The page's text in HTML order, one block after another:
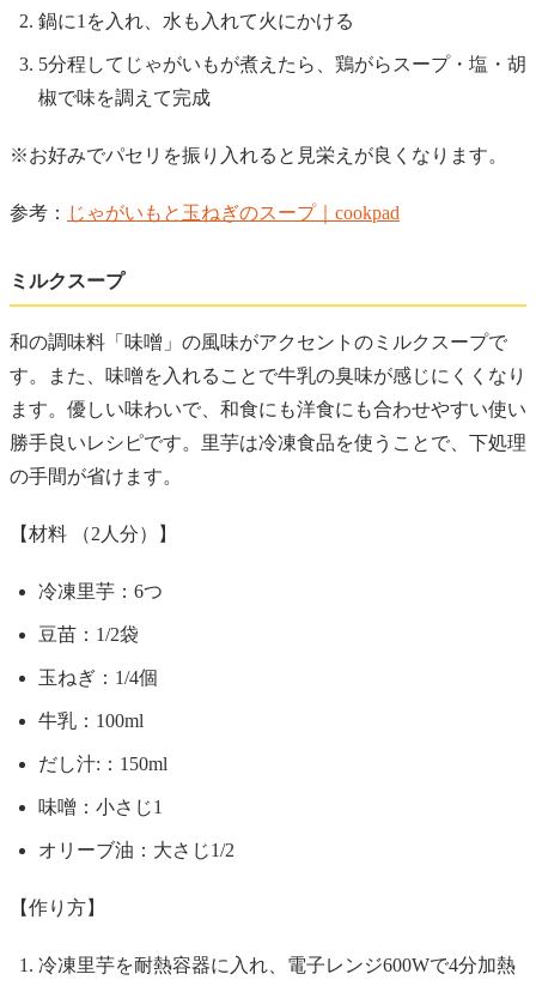
鍋に1を入れ、水も入れて火にかける
5分程してじゃがいもが煮えたら、鶏がらスープ・塩・胡
椒で味を調えて完成
※お好みでパセリを振り入れると見栄えが良くなります。
参考： じゃがいもと玉ねぎのスープ｜cookpad
ミルクスープ
和の調味料「味噌」の風味がアクセントのミルクスープで
す。また、味噌を入れることで牛乳の臭味が感じにくくなり
ます。優しい味わいで、和食にも洋食にも合わせやすい使い
勝手良いレシピです。里芋は冷凍食品を使うことで、下処理
の手間が省けます。
【材料 （2人分）】
冷凍里芋：6つ
豆苗：1/2袋
玉ねぎ：1/4個
牛乳：100ml
だし汁:：150ml
味噌：小さじ1
オリーブ油：大さじ1/2
【作り方】
冷凍里芋を耐熱容器に入れ、電子レンジ600Wで4分加熱